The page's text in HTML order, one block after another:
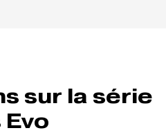
sur la série